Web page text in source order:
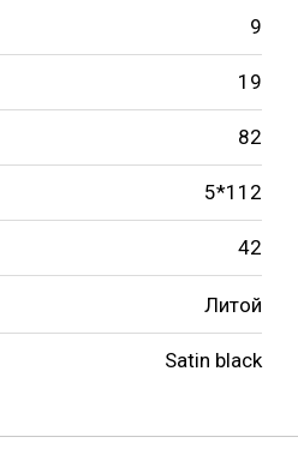
9
19
82
5*112
42
Литой
Satin black